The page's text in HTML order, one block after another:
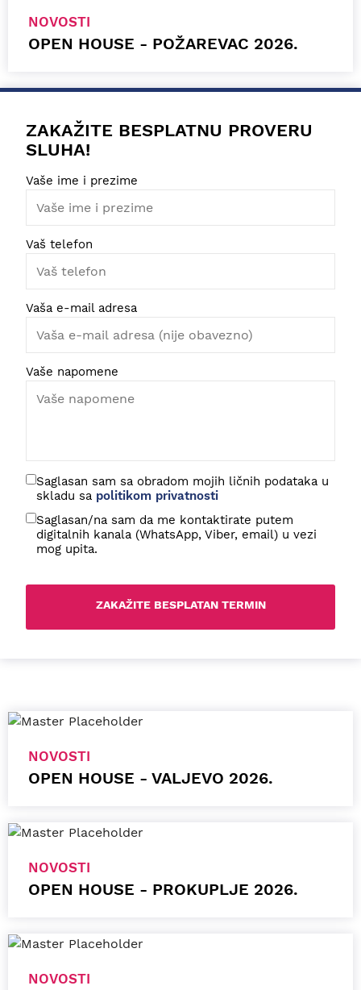
NOVOSTI
OPEN HOUSE - POŽAREVAC 2026.
ZAKAŽITE BESPLATNU PROVERU
SLUHA!
Vaše ime i prezime
Vaš telefon
Vaša e-mail adresa
Vaše napomene
Saglasan sam sa obradom mojih ličnih podataka u
skladu sa politikom privatnosti
Saglasan/na sam da me kontaktirate putem
digitalnih kanala (WhatsApp, Viber, email) u vezi
mog upita.
NOVOSTI
OPEN HOUSE - VALJEVO 2026.
NOVOSTI
OPEN HOUSE - PROKUPLJE 2026.
NOVOSTI